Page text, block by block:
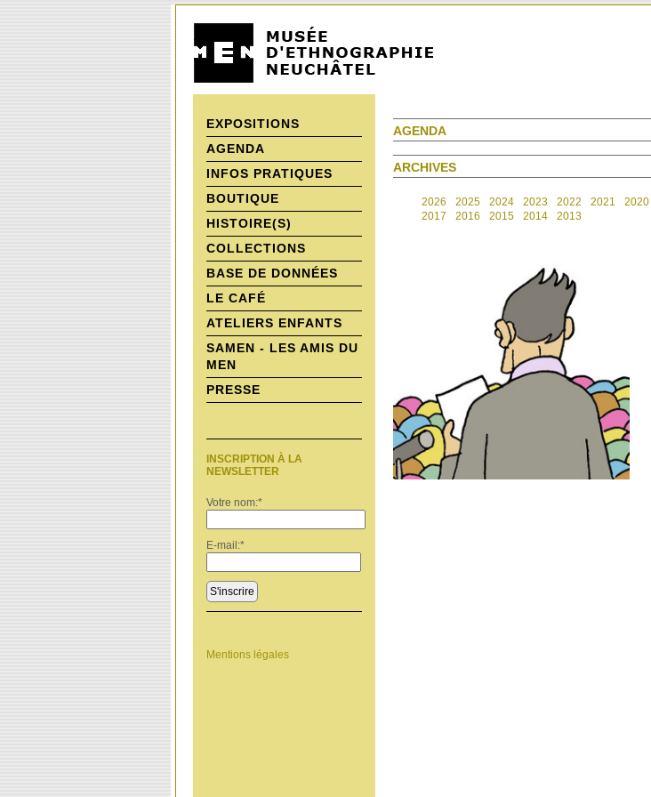
EXPOSITIONS
AGENDA
INFOS PRATIQUES
BOUTIQUE
HISTOIRE(S)
COLLECTIONS
BASE DE DONNÉES
LE CAFÉ
ATELIERS ENFANTS
SAMEN - LES AMIS DU
MEN
PRESSE
INSCRIPTION À LA
NEWSLETTER
Votre nom:*
E-mail:*
S'inscrire
Mentions légales
AGENDA
ARCHIVES
2026 2025 2024 2023 2022 2021 2020
2017
2016 2015 2014 2013